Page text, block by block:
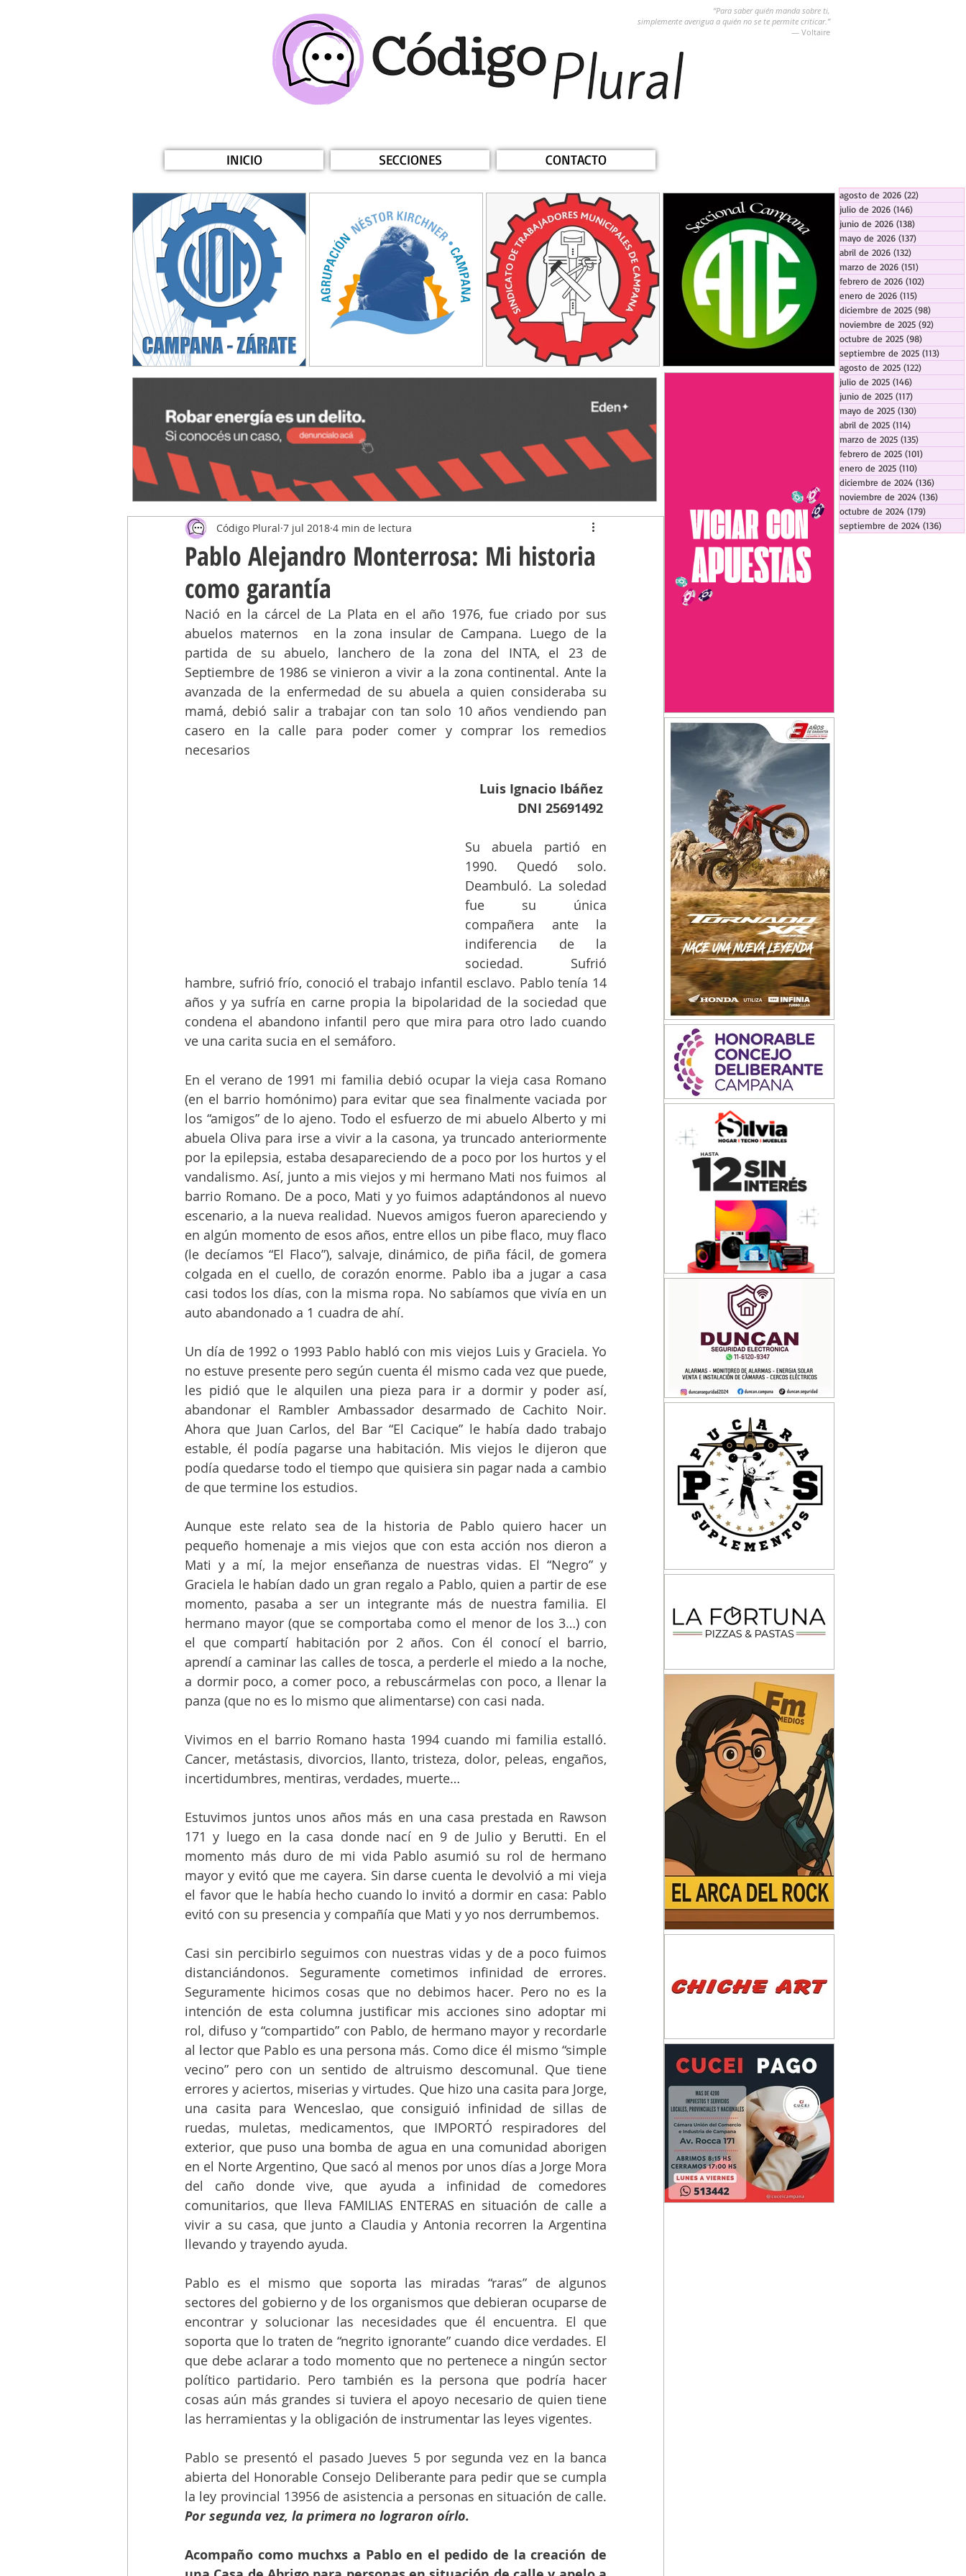
“Para saber quién manda sobre ti,
simplemente averigua a quién no se te permite criticar.”
― Voltaire
INICIO SECCIONES CONTACTO
Pablo Alejandro Monterrosa: Mi historia
como garantía
Código Plural 7 jul 2018 4 min de lectura
Nació en la cárcel de La Plata en el año 1976, fue criado por sus
abuelos maternos  en la zona insular de Campana. Luego de la
partida de su abuelo, lanchero de la zona del INTA, el 23 de
Septiembre de 1986 se vinieron a vivir a la zona continental. Ante la
avanzada de la enfermedad de su abuela a quien consideraba su
mamá, debió salir a trabajar con tan solo 10 años vendiendo pan
casero en la calle para poder comer y comprar los remedios
necesarios
Luis Ignacio Ibáñez
DNI 25691492
Su abuela partió en
1990. Quedó solo.
Deambuló. La soledad
fue su única
compañera ante la
indiferencia de la
sociedad. Sufrió
hambre, sufrió frío, conoció el trabajo infantil esclavo. Pablo tenía 14
años y ya sufría en carne propia la bipolaridad de la sociedad que
condena el abandono infantil pero que mira para otro lado cuando
ve una carita sucia en el semáforo.
En el verano de 1991 mi familia debió ocupar la vieja casa Romano
(en el barrio homónimo) para evitar que sea finalmente vaciada por
los “amigos” de lo ajeno. Todo el esfuerzo de mi abuelo Alberto y mi
abuela Oliva para irse a vivir a la casona, ya truncado anteriormente
por la epilepsia, estaba desapareciendo de a poco por los hurtos y el
vandalismo. Así, junto a mis viejos y mi hermano Mati nos fuimos  al
barrio Romano. De a poco, Mati y yo fuimos adaptándonos al nuevo
escenario, a la nueva realidad. Nuevos amigos fueron apareciendo y
en algún momento de esos años, entre ellos un pibe flaco, muy flaco
(le decíamos “El Flaco”), salvaje, dinámico, de piña fácil, de gomera
colgada en el cuello, de corazón enorme. Pablo iba a jugar a casa
casi todos los días, con la misma ropa. No sabíamos que vivía en un
auto abandonado a 1 cuadra de ahí.
Un día de 1992 o 1993 Pablo habló con mis viejos Luis y Graciela. Yo
no estuve presente pero según cuenta él mismo cada vez que puede,
les pidió que le alquilen una pieza para ir a dormir y poder así,
abandonar el Rambler Ambassador desarmado de Cachito Noir.
Ahora que Juan Carlos, del Bar “El Cacique” le había dado trabajo
estable, él podía pagarse una habitación. Mis viejos le dijeron que
podía quedarse todo el tiempo que quisiera sin pagar nada a cambio
de que termine los estudios.
Aunque este relato sea de la historia de Pablo quiero hacer un
pequeño homenaje a mis viejos que con esta acción nos dieron a
Mati y a mí, la mejor enseñanza de nuestras vidas. El “Negro” y
Graciela le habían dado un gran regalo a Pablo, quien a partir de ese
momento, pasaba a ser un integrante más de nuestra familia. El
hermano mayor (que se comportaba como el menor de los 3…) con
el que compartí habitación por 2 años. Con él conocí el barrio,
aprendí a caminar las calles de tosca, a perderle el miedo a la noche,
a dormir poco, a comer poco, a rebuscármelas con poco, a llenar la
panza (que no es lo mismo que alimentarse) con casi nada.
Vivimos en el barrio Romano hasta 1994 cuando mi familia estalló.
Cancer, metástasis, divorcios, llanto, tristeza, dolor, peleas, engaños,
incertidumbres, mentiras, verdades, muerte…
Estuvimos juntos unos años más en una casa prestada en Rawson
171 y luego en la casa donde nací en 9 de Julio y Berutti. En el
momento más duro de mi vida Pablo asumió su rol de hermano
mayor y evitó que me cayera. Sin darse cuenta le devolvió a mi vieja
el favor que le había hecho cuando lo invitó a dormir en casa: Pablo
evitó con su presencia y compañía que Mati y yo nos derrumbemos.
Casi sin percibirlo seguimos con nuestras vidas y de a poco fuimos
distanciándonos. Seguramente cometimos infinidad de errores.
Seguramente hicimos cosas que no debimos hacer. Pero no es la
intención de esta columna justificar mis acciones sino adoptar mi
rol, difuso y “compartido” con Pablo, de hermano mayor y recordarle
al lector que Pablo es una persona más. Como dice él mismo “simple
vecino” pero con un sentido de altruismo descomunal. Que tiene
errores y aciertos, miserias y virtudes. Que hizo una casita para Jorge,
una casita para Wenceslao, que consiguió infinidad de sillas de
ruedas, muletas, medicamentos, que IMPORTÓ respiradores del
exterior, que puso una bomba de agua en una comunidad aborigen
en el Norte Argentino, Que sacó al menos por unos días a Jorge Mora
del caño donde vive, que ayuda a infinidad de comedores
comunitarios, que lleva FAMILIAS ENTERAS en situación de calle a
vivir a su casa, que junto a Claudia y Antonia recorren la Argentina
llevando y trayendo ayuda.
Pablo es el mismo que soporta las miradas “raras” de algunos
sectores del gobierno y de los organismos que debieran ocuparse de
encontrar y solucionar las necesidades que él encuentra. El que
soporta que lo traten de “negrito ignorante” cuando dice verdades. El
que debe aclarar a todo momento que no pertenece a ningún sector
político partidario. Pero también es la persona que podría hacer
cosas aún más grandes si tuviera el apoyo necesario de quien tiene
las herramientas y la obligación de instrumentar las leyes vigentes.
Pablo se presentó el pasado Jueves 5 por segunda vez en la banca
abierta del Honorable Consejo Deliberante para pedir que se cumpla
Por segunda vez, la primera no lograron oírlo.
Acompaño como muchxs a Pablo en el pedido de la creación de
agosto de 2026 (22)
julio de 2026 (146)
junio de 2026 (138)
mayo de 2026 (137)
abril de 2026 (132)
marzo de 2026 (151)
febrero de 2026 (102)
enero de 2026 (115)
diciembre de 2025 (98)
noviembre de 2025 (92)
octubre de 2025 (98)
septiembre de 2025 (113)
agosto de 2025 (122)
julio de 2025 (146)
junio de 2025 (117)
mayo de 2025 (130)
abril de 2025 (114)
marzo de 2025 (135)
febrero de 2025 (101)
enero de 2025 (110)
diciembre de 2024 (136)
noviembre de 2024 (136)
octubre de 2024 (179)
septiembre de 2024 (136)